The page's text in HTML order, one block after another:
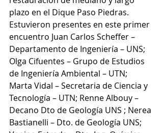
plazo en el Dique Paso Piedras.
Estuvieron presentes en este primer
encuentro Juan Carlos Scheffer –
Departamento de Ingeniería – UNS;
Olga Cifuentes – Grupo de Estudios
de Ingeniería Ambiental – UTN;
Marta Vidal – Secretaria de Ciencia y
Tecnología – UTN; Renne Albouy –
Decano Dto de Geología UNS ; Nerea
Bastianelli – Dto. de Geología UNS;